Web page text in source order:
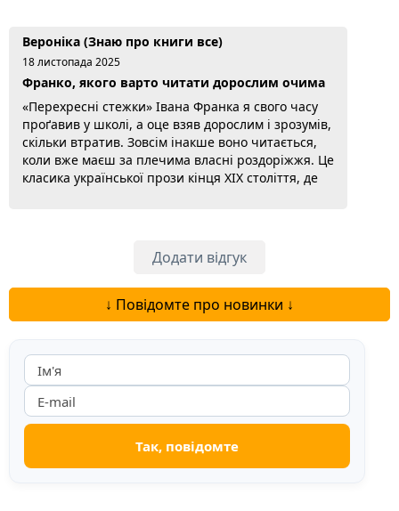
Вероніка (Знаю про книги все)
18 листопада 2025
Франко, якого варто читати дорослим очима
«Перехресні стежки» Івана Франка я свого часу
проґавив у школі, а оце взяв дорослим і зрозумів,
скільки втратив. Зовсім інакше воно читається,
коли вже маєш за плечима власні роздоріжжя. Це
класика української прози кінця XIX століття, де
спочатку. А там його колишня кохана Регіна,
тепер дружина іншого. І...
Читати далі...
Додати відгук
↓ Повідомте про новинки ↓